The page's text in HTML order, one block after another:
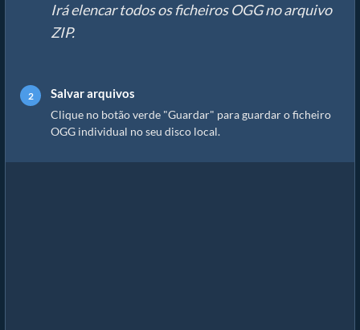
Irá elencar todos os ficheiros OGG no arquivo
ZIP.
Salvar arquivos
Clique no botão verde "Guardar" para guardar o ficheiro
OGG individual no seu disco local.